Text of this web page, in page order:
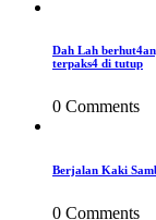
Dah Lah
terpaks4 di tutup
0 Comments
Berjalan Kaki
0 Comments